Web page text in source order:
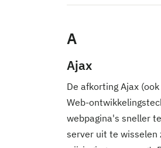
A
Ajax
De afkorting Ajax
Web-
webpagina's sneller
server uit te wisselen